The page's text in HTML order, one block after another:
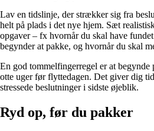
Lav en tidslinje, der strækker sig fra
helt på plads i det nye hjem. Sæt
opgaver – fx hvornår du skal have
begynder at pakke, og hvornår du skal
En god tommelfingerregel er at
otte uger før flyttedagen. Det giver dig
stressede beslutninger i sidste øjeblik.
Ryd op, før du pakker